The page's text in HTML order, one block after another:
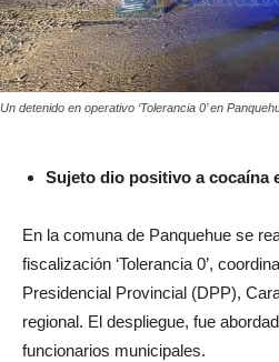
Un detenido en operativo ‘Tolerancia 0’ en
Sujeto dio positivo a cocaína
En la comuna de Panquehue se
fiscalización ‘Tolerancia 0’,
Presidencial Provincial (DPP),
regional. El despliegue, fue
funcionarios municipales.